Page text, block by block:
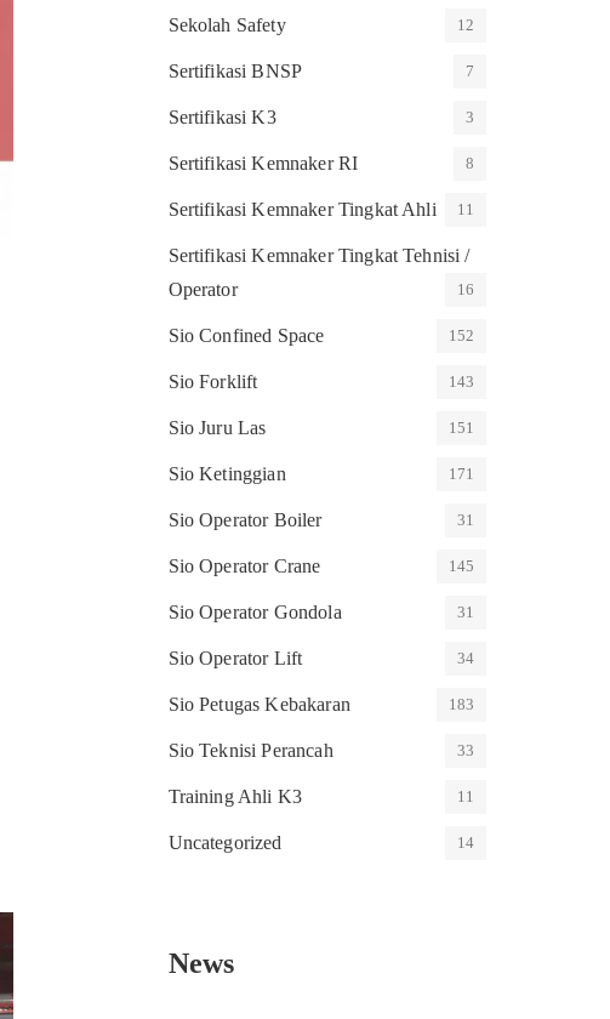
Sekolah Safety 12
Sertifikasi BNSP 7
Sertifikasi K3 3
Sertifikasi Kemnaker RI 8
Sertifikasi Kemnaker Tingkat Ahli 11
Sertifikasi Kemnaker Tingkat Tehnisi /
Operator
16
Sio Confined Space 152
Sio Forklift 143
Sio Juru Las 151
Sio Ketinggian 171
Sio Operator Boiler 31
Sio Operator Crane 145
Sio Operator Gondola 31
Sio Operator Lift 34
Sio Petugas Kebakaran 183
Sio Teknisi Perancah 33
Training Ahli K3 11
Uncategorized 14
News